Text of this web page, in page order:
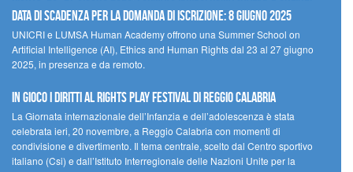
Data di scadenza per la domanda di iscrizione: 8 giugno 2025
UNICRI e LUMSA Human Academy offrono una Summer School on
Artificial Intelligence (AI), Ethics and Human Rights dal 23 al 27 giugno
2025, in presenza e da remoto.
In gioco i diritti al Rights Play Festival di Reggio Calabria
La Giornata internazionale dell’Infanzia e dell’adolescenza è stata
celebrata ieri, 20 novembre, a Reggio Calabria con momenti di
condivisione e divertimento. Il tema centrale, scelto dal Centro sportivo
italiano (Csi) e dall’Istituto Interregionale delle Nazioni Unite per la